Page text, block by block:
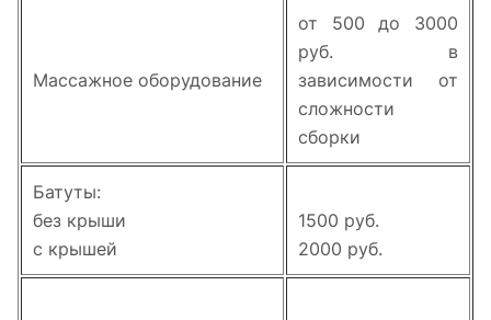
Массажное оборудование
от 500 до 3000
руб. в
зависимости от
сложности
сборки
Батуты:
без крыши
с крышей
1500 руб.
2000 руб.